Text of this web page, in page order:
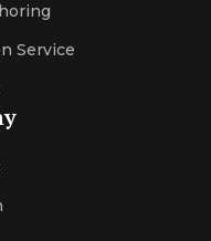
Service